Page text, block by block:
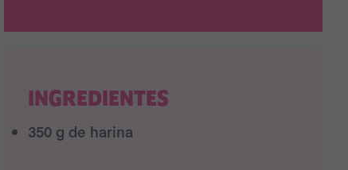
INGREDIENTES
350 g de harina